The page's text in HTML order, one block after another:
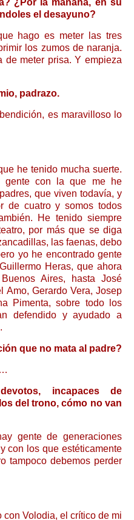
¿Por la mañana, en su
el desayuno?
hago es meter las tres
los zumos de naranja.
de meter prisa. Y empieza
padrazo.
es maravilloso lo
he tenido mucha suerte.
gente con la que me he
que viven todavía, y
de cuatro y somos todos
He tenido siempre
por más que se diga
las faenas, debo
yo he encontrado gente
Heras, que ahora
Aires, hasta José
Amo, Gerardo Vera, Josep
Pimenta, sobre todo los
defendido y ayudado a
que no mata al padre?
incapaces de
del trono, cómo no van
gente de generaciones
con los que estéticamente
tampoco debemos perder
con Volodia, el crítico de mi